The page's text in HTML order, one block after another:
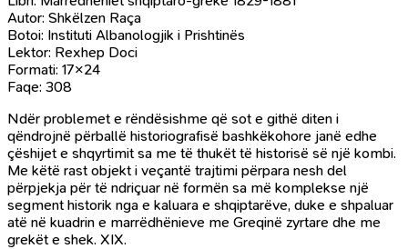
Autor: Shkëlzen Raça
Botoi: Instituti Albanologjik i Prishtinës
Lektor: Rexhep Doci
Formati: 17×24
Faqe: 308
Ndër problemet e rëndësishme që sot e githë diten i
qëndrojnë përballë historiografisë bashkëkohore janë edhe
çëshijet e shqyrtimit sa me të thukët të historisë së një kombi.
Me këtë rast objekt i veçantë trajtimi përpara nesh del
përpjekja për të ndriçuar në formën sa më komplekse një
segment historik nga e kaluara e shqiptarëve, duke e shpaluar
atë në kuadrin e marrëdhënieve me Greqinë zyrtare dhe me
grekët e shek. XIX.